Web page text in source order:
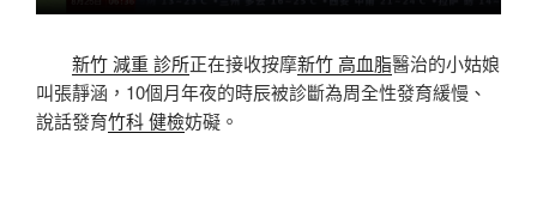
新竹 減重 診所正在接收按摩新竹 高血脂醫治的小姑娘
叫張靜涵，10個月年夜的時辰被診斷為周全性發育緩慢、
說話發育竹科 健檢妨礙。